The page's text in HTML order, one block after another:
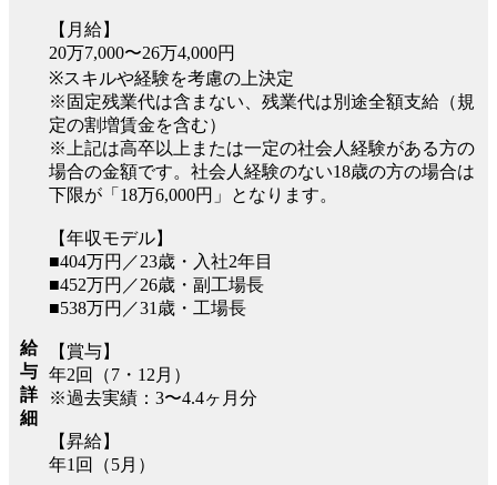
給
与
詳
細
【月給】
20万7,000〜26万4,000円
※スキルや経験を考慮の上決定
※固定残業代は含まない、残業代は別途全額支給（規
定の割増賃金を含む）
※上記は高卒以上または一定の社会人経験がある方の
場合の金額です。社会人経験のない18歳の方の場合は
下限が「18万6,000円」となります。
【年収モデル】
■404万円／23歳・入社2年目
■452万円／26歳・副工場長
■538万円／31歳・工場長
【賞与】
年2回（7・12月）
※過去実績：3〜4.4ヶ月分
【昇給】
年1回（5月）